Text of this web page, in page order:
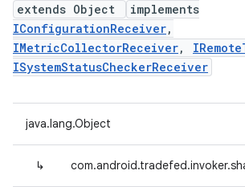
extends Object
implements
IConfigurationReceiver,
IMetricCollectorReceiver,
ISystemStatusCheckerReceiver
java.lang.Object
↳